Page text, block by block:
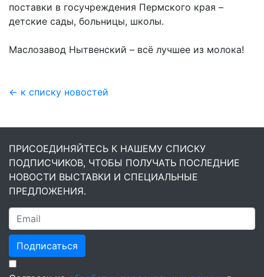
поставки в госучреждения Пермского края –
детские сады, больницы, школы.
Маслозавод Нытвенский – всё лучшее из молока!
← к списку новостей
ПРИСОЕДИНЯЙТЕСЬ К НАШЕМУ СПИСКУ
ПОДПИСЧИКОВ, ЧТОБЫ ПОЛУЧАТЬ ПОСЛЕДНИЕ
НОВОСТИ ВЫСТАВКИ И СПЕЦИАЛЬНЫЕ
ПРЕДЛОЖЕНИЯ.
Подписаться